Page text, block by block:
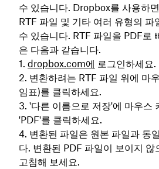
수 있습니다. Dropbox를 사용하
RTF 파일 및 기타 여러 유형의 파
수 있습니다. RTF 파일을 PDF로
은 다음과 같습니다.
dropbox.com에 로그인하세요.
변환하려는 RTF 파일 위에 마
임표)를 클릭하세요.
'다른 이름으로 저장'에 마우스
'PDF'를 클릭하세요.
변환된 파일은 원본 파일과 동
다. 변환된 PDF 파일이 보이지 않
고침해 보세요.